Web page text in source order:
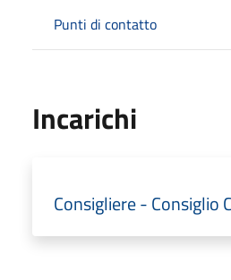
Punti di contatto
Incarichi
Consigliere - Consiglio